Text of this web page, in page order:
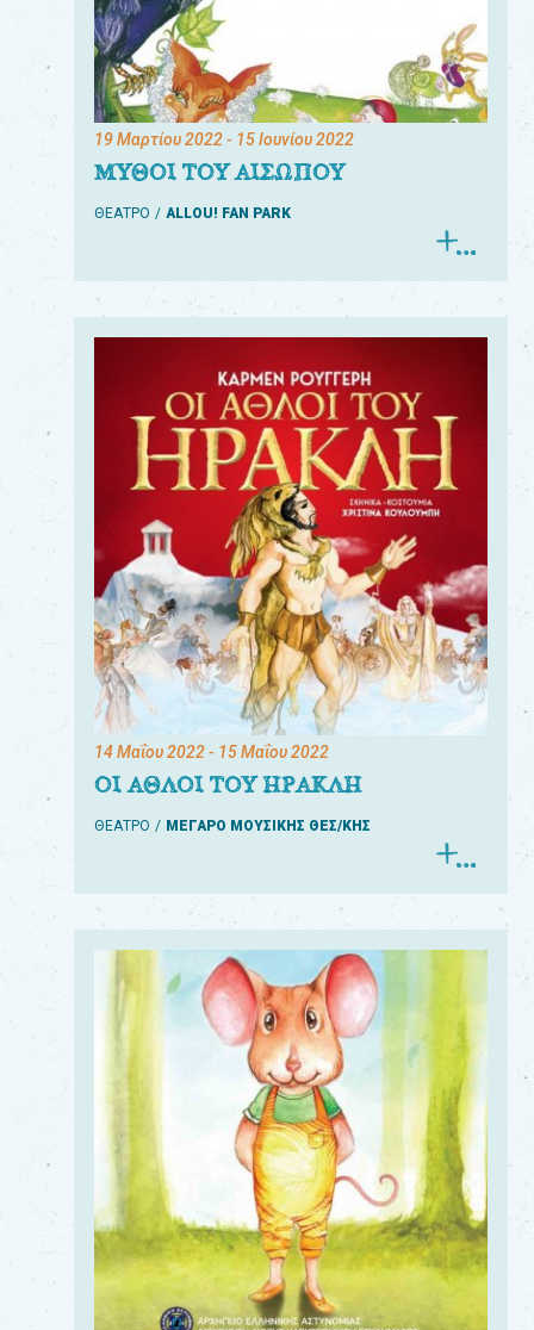
19 Μαρτίου 2022- 15 Ιουνίου 2022
ΜΥΘΟΙ ΤΟΥ ΑΙΣΩΠΟΥ
ΘΕΑΤΡΟ ALLOU! FAN PARK
14 Μαΐου 2022- 15 Μαΐου 2022
ΟΙ ΑΘΛΟΙ ΤΟΥ ΗΡΑΚΛΗ
ΘΕΑΤΡΟ ΜΕΓΑΡΟ ΜΟΥΣΙΚΗΣ ΘΕΣ/ΚΗΣ